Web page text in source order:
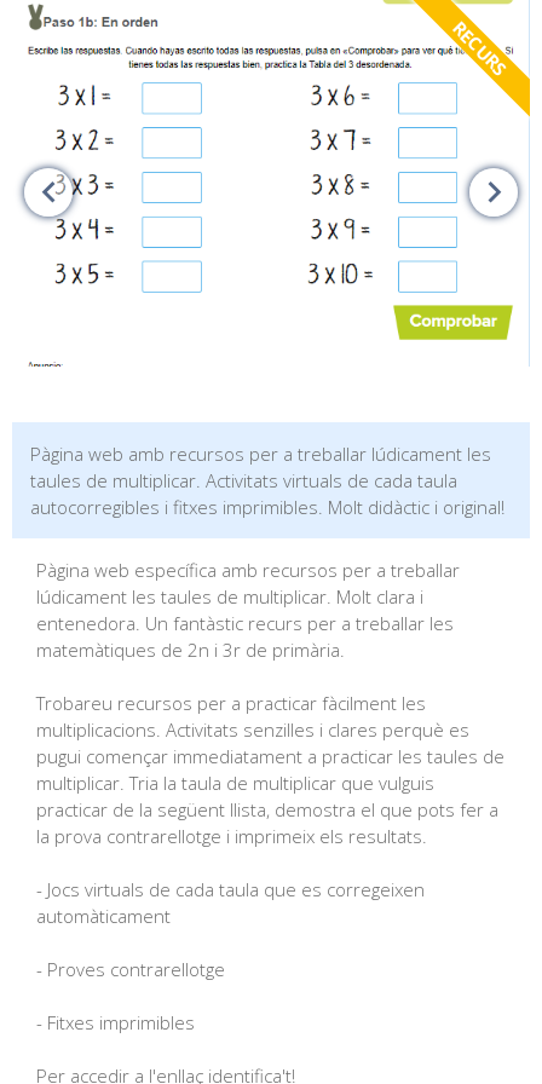
RECURS
Pàgina web amb recursos per a treballar lúdicament les
taules de multiplicar. Activitats virtuals de cada taula
autocorregibles i fitxes imprimibles. Molt didàctic i original!
Pàgina web específica amb recursos per a treballar
lúdicament les taules de multiplicar. Molt clara i
entenedora. Un fantàstic recurs per a treballar les
matemàtiques de 2n i 3r de primària.
Trobareu recursos per a practicar fàcilment les
multiplicacions. Activitats senzilles i clares perquè es
pugui començar immediatament a practicar les taules de
multiplicar. Tria la taula de multiplicar que vulguis
practicar de la següent llista, demostra el que pots fer a
la prova contrarellotge i imprimeix els resultats.
- Jocs virtuals de cada taula que es corregeixen
automàticament
- Proves contrarellotge
- Fitxes imprimibles
Per accedir a l'enllaç identifica't!